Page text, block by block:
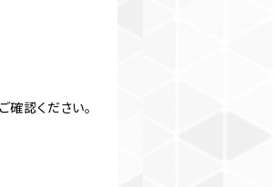
認ください。